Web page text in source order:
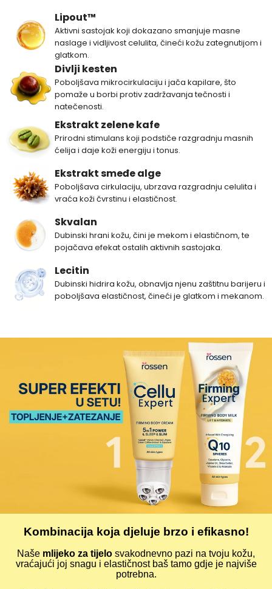
Lipout™
Aktivni sastojak koji dokazano smanjuje masne
naslage i vidljivost celulita, čineći kožu zategnutijom i
glatkom.
Divlji kesten
Poboljšava mikrocirkulaciju i jača kapilare, što
pomaže u borbi protiv zadržavanja tečnosti i
natečenosti.
Ekstrakt zelene kafe
Prirodni stimulans koji podstiče razgradnju masnih
ćelija i daje koži energiju i tonus.
Ekstrakt smeđe alge
Poboljšava cirkulaciju, ubrzava razgradnju celulita i
vraća koži čvrstinu i elastičnost.
Skvalan
Dubinski hrani kožu, čini je mekom i elastičnom, te
pojačava efekat ostalih aktivnih sastojaka.
Lecitin
Dubinski hidrira kožu, obnavlja njenu zaštitnu barijeru i
poboljšava elastičnost, čineći je glatkom i mekanom.
Kombinacija koja djeluje brzo i efikasno!
Naše mlijeko za tijelo svakodnevno pazi na tvoju kožu,
vraćajući joj snagu i elastičnost baš tamo gdje je najviše
potrebna.